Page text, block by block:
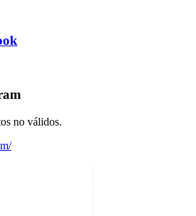
no válidos.